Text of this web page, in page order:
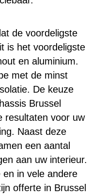
de voordeligste
is het voordeligste
en aluminium.
met de minst
De keuze
Brussel
resultaten voor uw
Naast deze
een aantal
aan uw interieur.
in vele andere
offerte in Brussel